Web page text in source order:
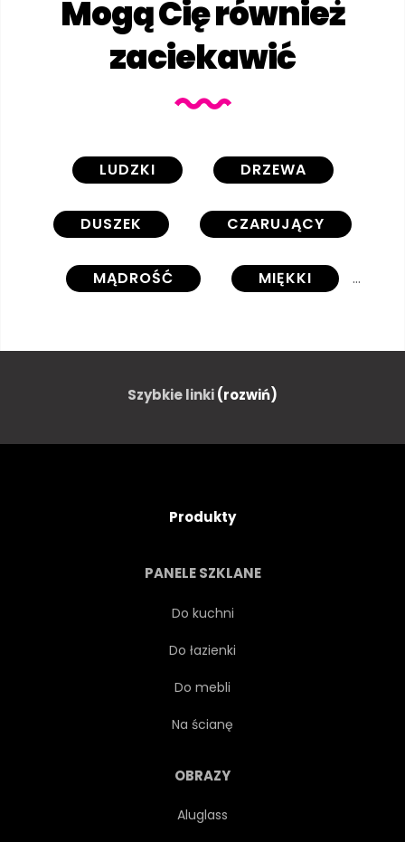
Mogą Cię również
zaciekawić
LUDZKI DRZEWA
DUSZEK CZARUJĄCY
MĄDROŚĆ MIĘKKI
PTAK SPRĘŻYNA
NIESAMOWITY PELERYNA
DZIEWCZYNKA
CZARODZIEJSTWO
Szybkie linki(rozwiń)
Produkty
PANELE SZKLANE
Do kuchni
Do łazienki
Do mebli
Na ścianę
OBRAZY
Aluglass